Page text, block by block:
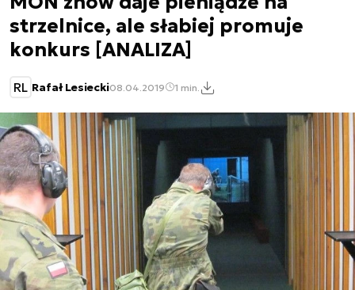
strzelnice, ale słabiej promuje
konkurs [ANALIZA]
RL Rafał Lesiecki08.04.2019 1 min.